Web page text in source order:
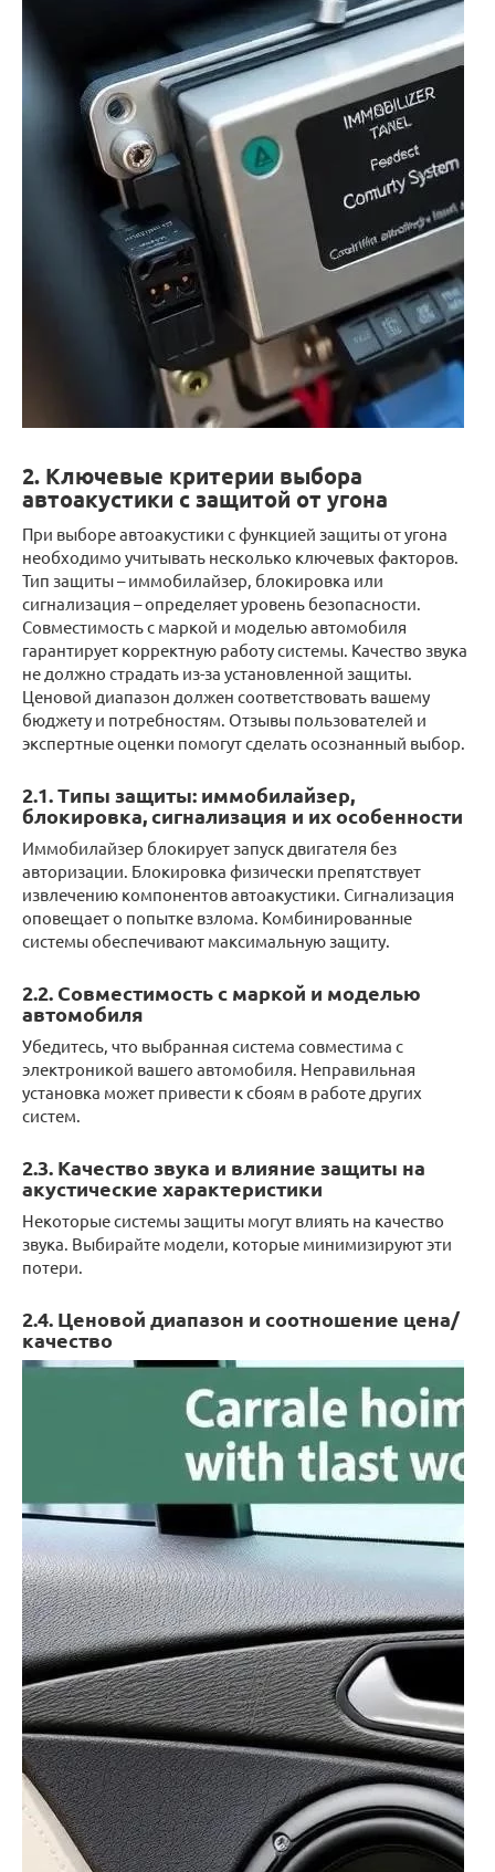
2. Ключевые критерии выбора
автоакустики с защитой от угона
При выборе автоакустики с функцией защиты от угона
необходимо учитывать несколько ключевых факторов.
Тип защиты – иммобилайзер, блокировка или
сигнализация – определяет уровень безопасности.
Совместимость с маркой и моделью автомобиля
гарантирует корректную работу системы. Качество звука
не должно страдать из-за установленной защиты.
Ценовой диапазон должен соответствовать вашему
бюджету и потребностям. Отзывы пользователей и
экспертные оценки помогут сделать осознанный выбор.
2.1. Типы защиты: иммобилайзер,
блокировка, сигнализация и их особенности
Иммобилайзер блокирует запуск двигателя без
авторизации. Блокировка физически препятствует
извлечению компонентов автоакустики. Сигнализация
оповещает о попытке взлома. Комбинированные
системы обеспечивают максимальную защиту.
2.2. Совместимость с маркой и моделью
автомобиля
Убедитесь, что выбранная система совместима с
электроникой вашего автомобиля. Неправильная
установка может привести к сбоям в работе других
систем.
2.3. Качество звука и влияние защиты на
акустические характеристики
Некоторые системы защиты могут влиять на качество
звука. Выбирайте модели, которые минимизируют эти
потери.
2.4. Ценовой диапазон и соотношение цена/
качество